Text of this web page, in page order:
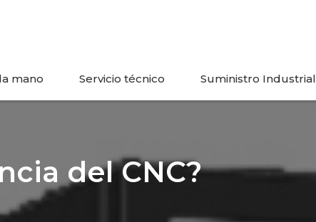
mano Servicio técnico Suministro Industrial
del CNC?